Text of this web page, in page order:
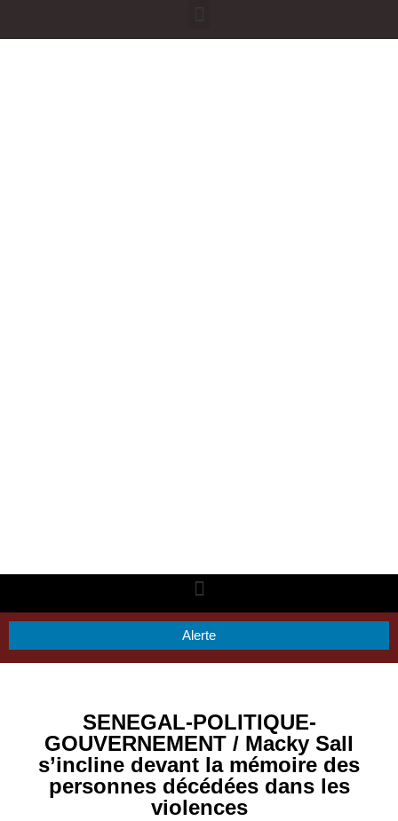
Alerte
SENEGAL-POLITIQUE-
GOUVERNEMENT / Macky Sall
s’incline devant la mémoire des
personnes décédées dans les
violences